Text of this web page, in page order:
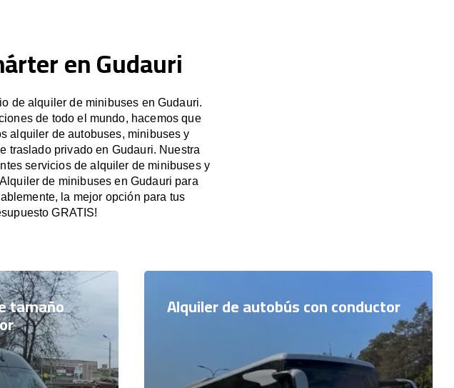
en Gudauri
de alquiler de minibuses en Gudauri.
de todo el mundo, hacemos que
alquiler de autobuses, minibuses y
traslado privado en Gudauri. Nuestra
servicios de alquiler de minibuses y
de minibuses en Gudauri para
la mejor opción para tus
GRATIS!
tamaño Alquiler de autobús con conductor